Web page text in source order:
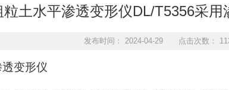
粒土水平渗透变形仪DL/T5356采用
发布时间： 2024-04-29 点击次数：
变形仪